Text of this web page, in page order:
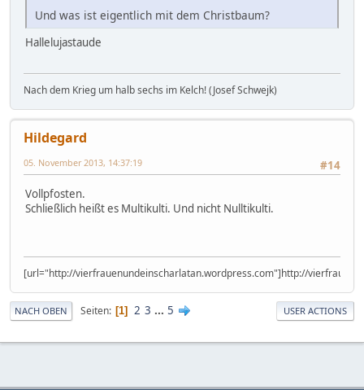
Und was ist eigentlich mit dem Christbaum?
Hallelujastaude
Nach dem Krieg um halb sechs im Kelch! (Josef Schwejk)
Hildegard
#14
05. November 2013, 14:37:19
Vollpfosten.
Schließlich heißt es Multikulti. Und nicht Nulltikulti.
[url="http://vierfrauenundeinscharlatan.wordpress.com"]http://
NACH OBEN Seiten 1 2 3 ... 5 USER ACTIONS